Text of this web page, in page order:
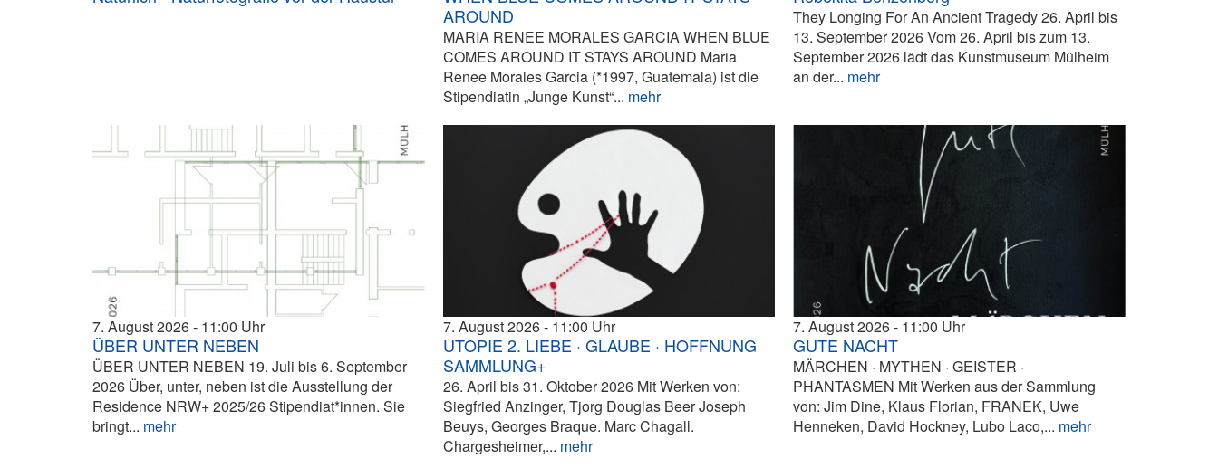
AROUND
MARIA RENEE MORALES GARCIA WHEN BLUE
COMES AROUND IT STAYS AROUND Maria
Renee Morales Garcia (*1997, Guatemala) ist die
Stipendiatin „Junge Kunst“... mehr
They Longing For An Ancient Tragedy 26. April bis
13. September 2026 Vom 26. April bis zum 13.
September 2026 lädt das Kunstmuseum Mülheim
an der... mehr
7. August 2026 11:00
ÜBER UNTER NEBEN
ÜBER UNTER NEBEN 19. Juli bis 6. September
2026 Über, unter, neben ist die Ausstellung der
Residence NRW+ 2025/26 Stipendiat*innen. Sie
bringt... mehr
7. August 2026 11:00
UTOPIE 2. LIEBE · GLAUBE · HOFFNUNG
SAMMLUNG+
26. April bis 31. Oktober 2026 Mit Werken von:
Siegfried Anzinger, Tjorg Douglas Beer Joseph
Beuys, Georges Braque. Marc Chagall.
Chargesheimer,... mehr
7. August 2026 11:00
GUTE NACHT
MÄRCHEN · MYTHEN · GEISTER ·
PHANTASMEN Mit Werken aus der Sammlung
von: Jim Dine, Klaus Florian, FRANEK, Uwe
Henneken, David Hockney, Lubo Laco,... mehr